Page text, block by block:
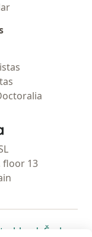
de inicio
floor 13
pestaña
nueva pestaña
en una nueva
se abre en
Česko